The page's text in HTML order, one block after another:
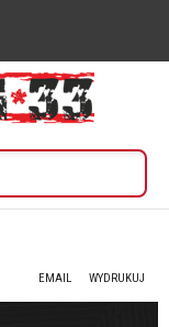
WYDRUKUJ
EMAIL